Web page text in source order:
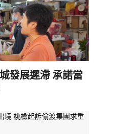
發展遲滯 承諾當